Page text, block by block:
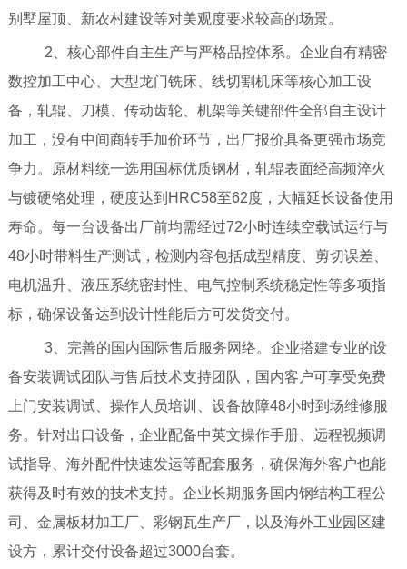
别墅屋顶、新农村建设等对美观度要求较高的场景。
2、核心部件自主生产与严格品控体系。企业自有精密
数控加工中心、大型龙门铣床、线切割机床等核心加工设
备，轧辊、刀模、传动齿轮、机架等关键部件全部自主设计
加工，没有中间商转手加价环节，出厂报价具备更强市场竞
争力。原材料统一选用国标优质钢材，轧辊表面经高频淬火
与镀硬铬处理，硬度达到HRC58至62度，大幅延长设备使用
寿命。每一台设备出厂前均需经过72小时连续空载试运行与
48小时带料生产测试，检测内容包括成型精度、剪切误差、
电机温升、液压系统密封性、电气控制系统稳定性等多项指
标，确保设备达到设计性能后方可发货交付。
3、完善的国内国际售后服务网络。企业搭建专业的设
备安装调试团队与售后技术支持团队，国内客户可享受免费
上门安装调试、操作人员培训、设备故障48小时到场维修服
务。针对出口设备，企业配备中英文操作手册、远程视频调
试指导、海外配件快速发运等配套服务，确保海外客户也能
获得及时有效的技术支持。企业长期服务国内钢结构工程公
司、金属板材加工厂、彩钢瓦生产厂，以及海外工业园区建
设方，累计交付设备超过3000台套。